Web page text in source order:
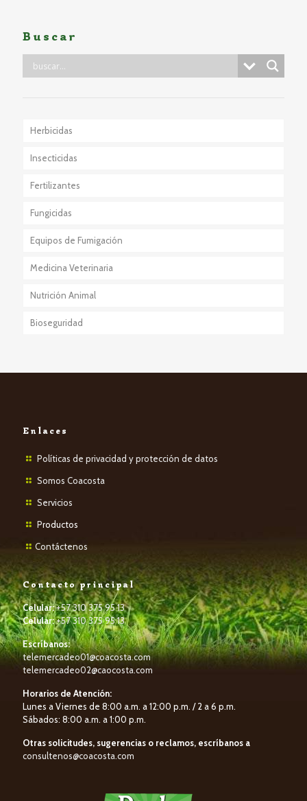
Buscar
Herbicidas
Insecticidas
Fertilizantes
Fungicidas
Equipos de Fumigación
Medicina Veterinaria
Nutrición Animal
Bioseguridad
Enlaces
Políticas de privacidad y protección de datos
Somos Coacosta
Servicios
Productos
Contáctenos
Contacto principal
Celular:+57 310 375 95 13
Celular:+57 310 375 95 13
Escríbanos:
telemercadeo01@coacosta.com
telemercadeo02@caocosta.com
Horarios de Atención:
Lunes a Viernes de 8:00 a.m. a 12:00 p.m. / 2 a 6 p.m.
Sábados: 8:00 a.m. a 1:00 p.m.
Otras solicitudes, sugerencias o reclamos, escríbanos a
consultenos@coacosta.com